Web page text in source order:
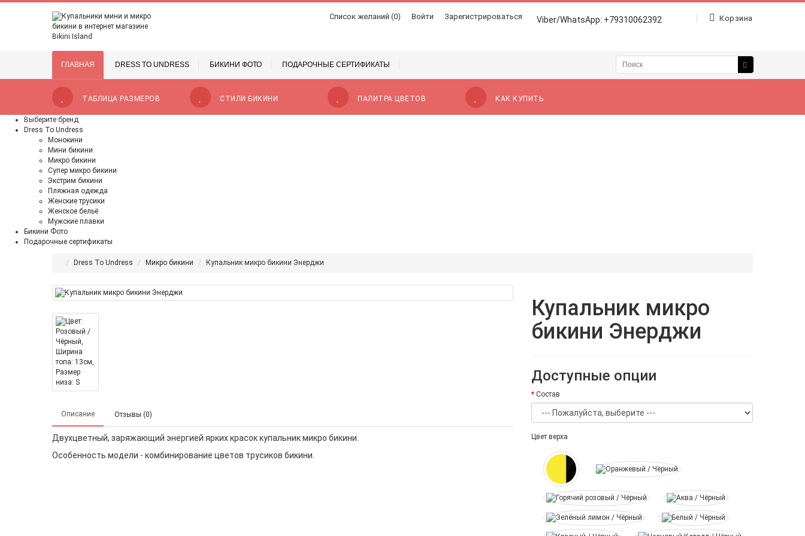
Список желаний (0) Войти Зарегистрироваться Корзина
Viber/WhatsApp: +79310062392
ГЛАВНАЯ DRESS TO UNDRESS БИКИНИ ФОТО ПОДАРОЧНЫЕ СЕРТИФИКАТЫ
ТАБЛИЦА РАЗМЕРОВ СТИЛИ БИКИНИ ПАЛИТРА ЦВЕТОВ КАК КУПИТЬ
Выберите бренд
Dress To Undress
Монокини
Мини бикини
Микро бикини
Супер микро бикини
Экстрим бикини
Пляжная одежда
Женские трусики
Женское бельё
Мужские плавки
Бикини Фото
Подарочные сертификаты
Dress To Undress Микро бикини Купальник микро бикини Энерджи
Описание Отзывы (0)
Двухцветный, заряжающий энергией ярких красок купальник микро бикини.
Особенность модели - комбинирование цветов трусиков бикини.
Купальник микро
бикини Энерджи
Доступные опции
Состав
Цвет верха